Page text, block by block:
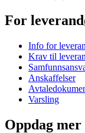
For
Info for
Krav til
Anskaffelser
Varsling
Oppdag mer